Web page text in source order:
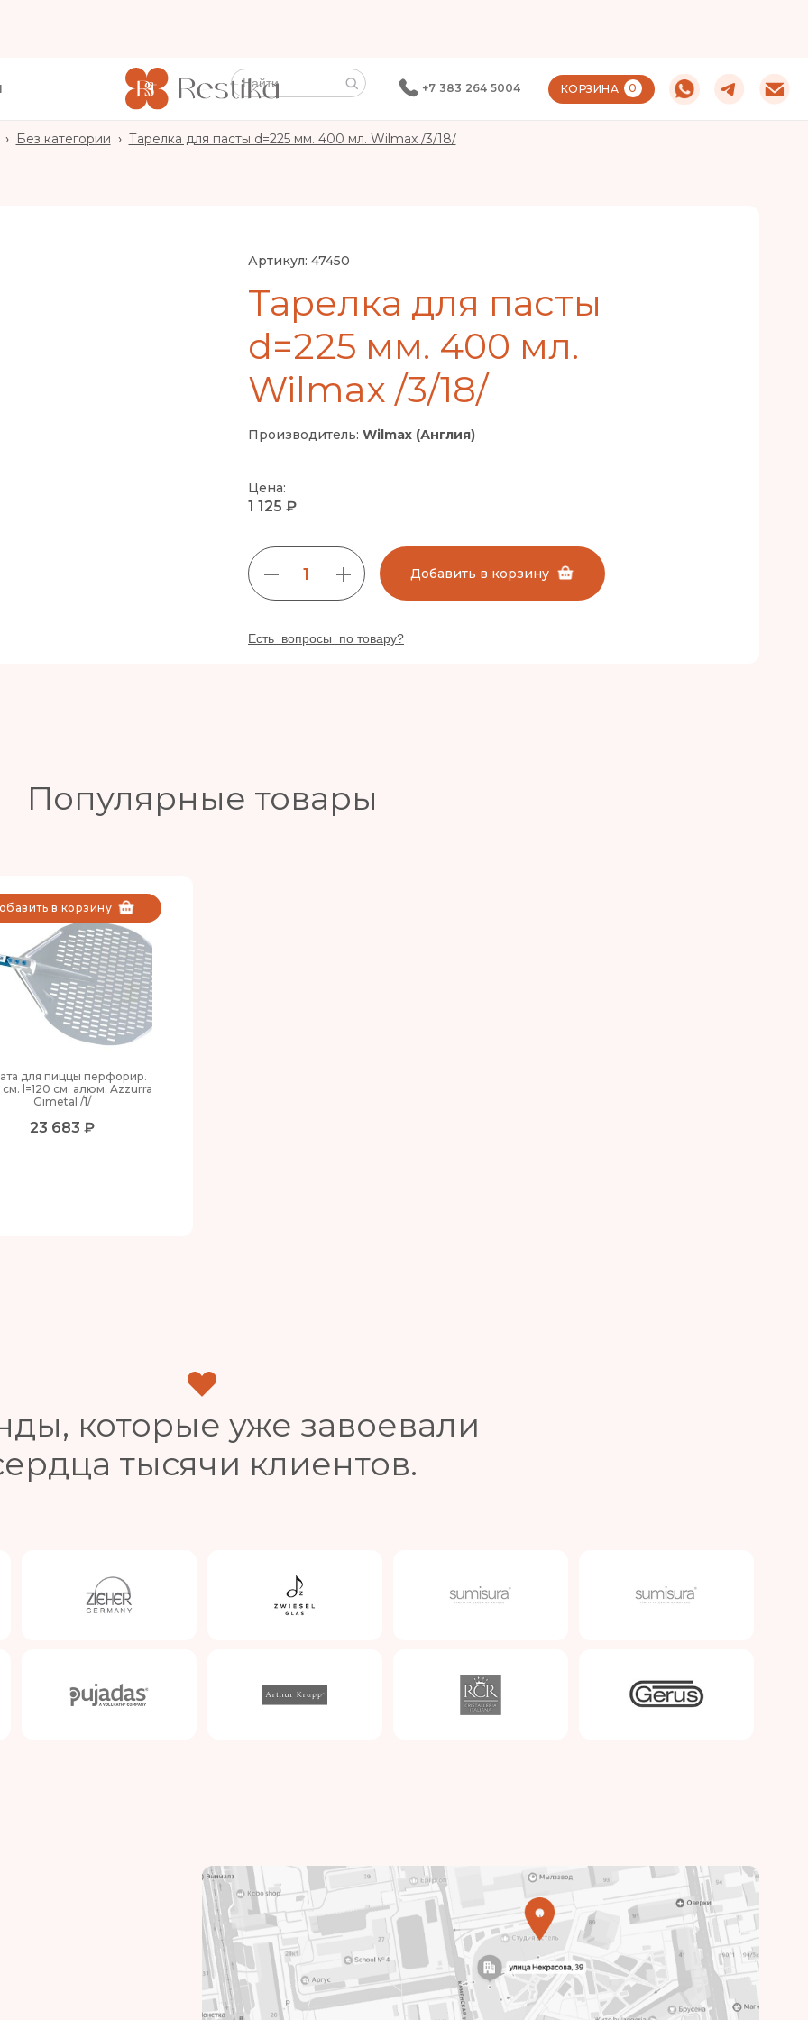
+7 383 264 5004 КОРЗИНА 0
› Без категории › Тарелка для пасты d=225 мм. 400 мл. Wilmax /3/18/
Артикул: 47450
Тарелка для пасты
d=225 мм. 400 мл.
Wilmax /3/18/
Производитель: Wilmax (Англия)
Цена:
1 125 ₽
1 Добавить в корзину
Есть вопросы по товару?
Популярные товары
для пиццы перфорир.
см. l=120 см. алюм. Azzurra
Gimetal /1/
23 683 ₽
в корзину
которые уже завоевали
тысячи клиентов.